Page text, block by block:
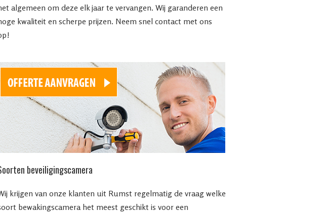
algemeen om deze elk jaar te vervangen. Wij garanderen een
kwaliteit en scherpe prijzen. Neem snel contact met ons
beveiligingscamera
krijgen van onze klanten uit Rumst regelmatig de vraag welke
bewakingscamera het meest geschikt is voor een